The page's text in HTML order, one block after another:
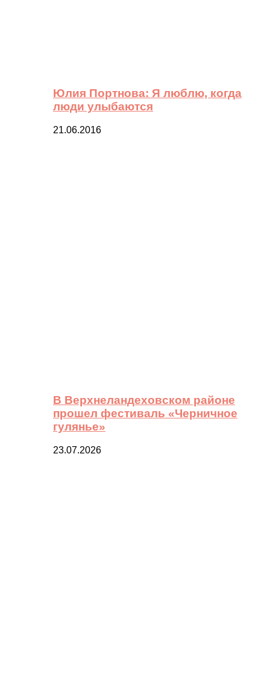
Юлия Портнова: Я люблю, когда
люди улыбаются
21.06.2016
В Верхнеландеховском районе
прошел фестиваль «Черничное
гулянье»
23.07.2026